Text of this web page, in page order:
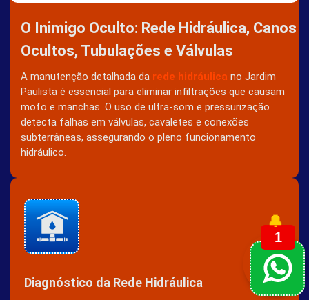
1
🔔
O Inimigo Oculto: Rede Hidráulica, Canos
Ocultos, Tubulações e Válvulas
A manutenção detalhada da rede hidráulica no Jardim
Paulista é essencial para eliminar infiltrações que causam
mofo e manchas. O uso de ultra-som e pressurização
detecta falhas em válvulas, cavaletes e conexões
subterrâneas, assegurando o pleno funcionamento
hidráulico.
Diagnóstico da Rede Hidráulica